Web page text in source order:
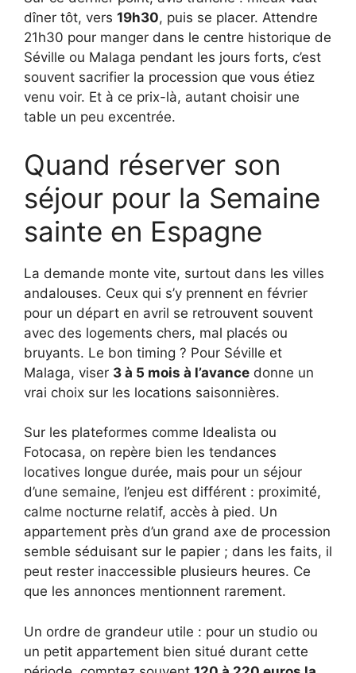
dîner tôt, vers 19h30, puis se placer. Attendre
21h30 pour manger dans le centre historique de
Séville ou Malaga pendant les jours forts, c’est
souvent sacrifier la procession que vous étiez
venu voir. Et à ce prix-là, autant choisir une
table un peu excentrée.
Quand réserver son
séjour pour la Semaine
sainte en Espagne
La demande monte vite, surtout dans les villes
andalouses. Ceux qui s’y prennent en février
pour un départ en avril se retrouvent souvent
avec des logements chers, mal placés ou
bruyants. Le bon timing ? Pour Séville et
Malaga, viser 3 à 5 mois à l’avance donne un
vrai choix sur les locations saisonnières.
Sur les plateformes comme Idealista ou
Fotocasa, on repère bien les tendances
locatives longue durée, mais pour un séjour
d’une semaine, l’enjeu est différent : proximité,
calme nocturne relatif, accès à pied. Un
appartement près d’un grand axe de procession
semble séduisant sur le papier ; dans les faits, il
peut rester inaccessible plusieurs heures. Ce
que les annonces mentionnent rarement.
Un ordre de grandeur utile : pour un studio ou
un petit appartement bien situé durant cette